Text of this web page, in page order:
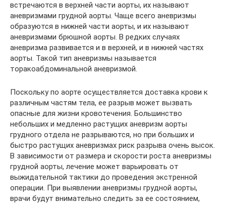
встречаются в верхней части аорты, их называют
аневризмами грудной аорты. Чаще всего аневризмы
образуются в нижней части аорты, и их называют
аневризмами брюшной аорты. В редких случаях
аневризма развивается и в верхней, и в нижней частях
аорты. Такой тип аневризмы называется
торакоабдоминальной аневризмой.
Поскольку по аорте осуществляется доставка крови к
различным частям тела, ее разрыв может вызвать
опасные для жизни кровотечения. Большинство
небольших и медленно растущих аневризм аорты
грудного отдела не разрываются, но при больших и
быстро растущих аневризмах риск разрыва очень высок.
В зависимости от размера и скорости роста аневризмы
грудной аорты, лечение может варьировать от
выжидательной тактики до проведения экстренной
операции. При выявлении аневризмы грудной аорты,
врачи будут внимательно следить за ее состоянием,